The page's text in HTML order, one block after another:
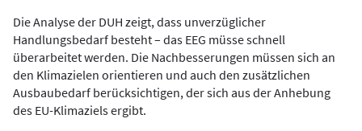
Die Analyse der DUH zeigt, dass unverzüglicher
Handlungsbedarf besteht – das EEG müsse schnell
überarbeitet werden. Die Nachbesserungen müssen sich an
den Klimazielen orientieren und auch den zusätzlichen
Ausbaubedarf berücksichtigen, der sich aus der Anhebung
des EU-Klimaziels ergibt.